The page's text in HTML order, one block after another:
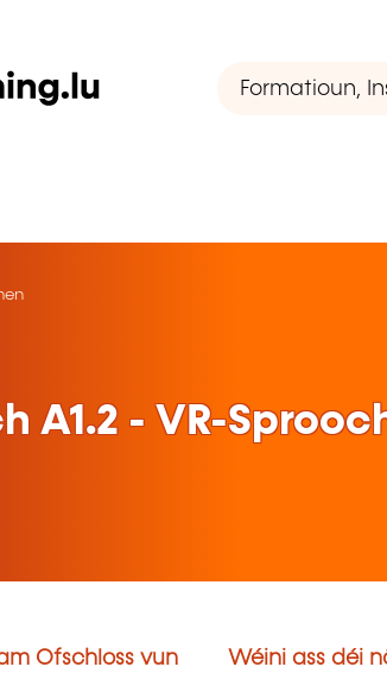
A1.2 - VR-
Ofschloss vun
Wéini ass déi